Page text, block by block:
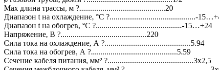
Max длина трассы, м ?............................................20
Диапазон t на охлаждение, °С ?............................................-
Диапазон t на обогрев, °С ?............................................-15…+24
Напряжение, В ?............................................220
Сила тока на охлаждение, А ?............................................5.94
Сила тока на обогрев, А ?............................................5.59
Сечение кабеля питания, мм² ?............................................3x2,5